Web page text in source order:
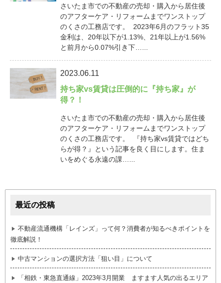
さいたま市での不動産の売却・購入から居住後
のアフターケア・リフォームまでワンストップ
のくさの工務店です。 2023年6月のフラット35
金利は、20年以下が1.13%、21年以上が1.56%
と前月から0.07%引き下…...
2023.06.11
持ち家vs賃貸は圧倒的に『持ち家』が
得？！
さいたま市での不動産の売却・購入から居住後
のアフターケア・リフォームまでワンストップ
のくさの工務店です。 『持ち家vs賃貸ではどち
らが得？』という記事を良く目にします。住ま
いをめぐる永遠の課…...
最近の投稿
不動産流通機構「レインズ」って何？消費者が知るべきポイントを
徹底解説！
中古マンションの選択方法「狙い目」について
「相鉄・東急直通線」2023年3月開業 ますます人気の出るエリア